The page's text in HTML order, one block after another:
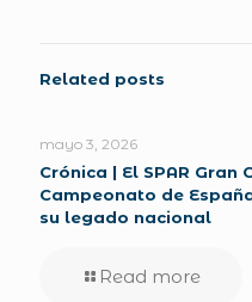
Related posts
mayo 3, 2026
Crónica | El SPAR
Campeonato de
su legado nacional
Read more